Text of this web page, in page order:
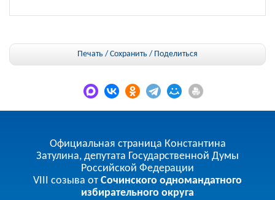
Печать / Сохранить / Поделиться
Официальная страница Константина
Затулина, депутата Государственной Думы
Российской Федерации
VIII созыва от Сочинского одномандатного
избирательного округа